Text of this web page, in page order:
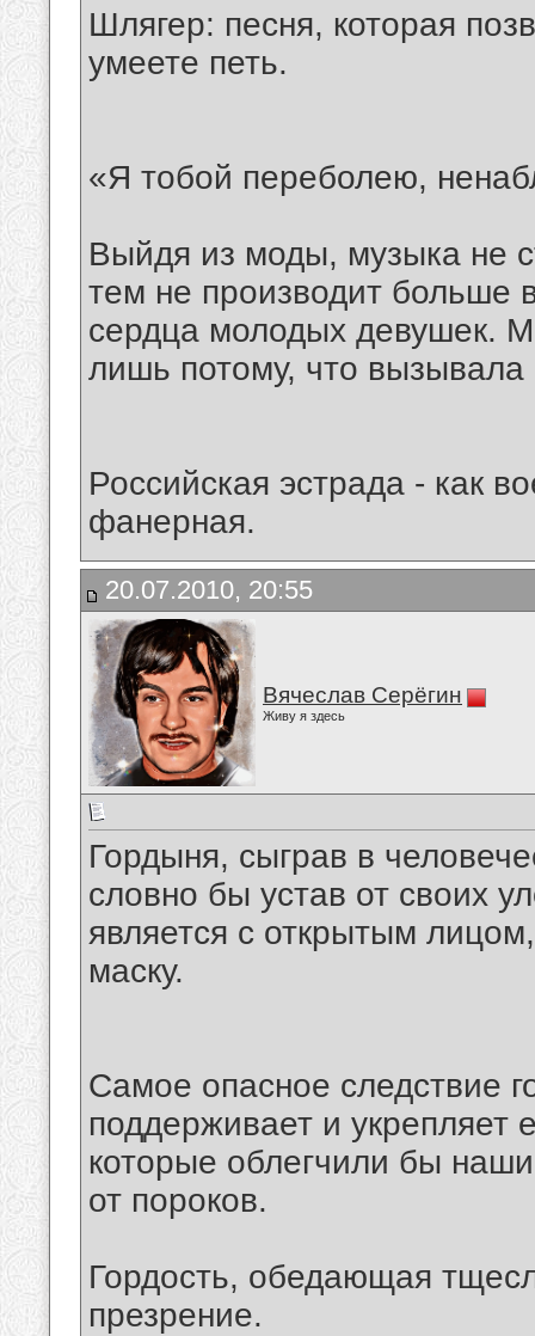
Шлягер: песня, которая
умеете петь.
«Я тобой переболею,
Выйдя из моды, музыка не
тем не производит больше
сердца молодых девушек.
лишь потому, что
Российская эстрада - как
фанерная.
20.07.2010, 20:55
Вячеслав Серёгин
Живу я здесь
Гордыня, сыграв в
словно бы устав от своих
является с открытым
маску.
Самое опасное следствие
поддерживает и
которые облегчили бы
от пороков.
Гордость, обедающая
презрение.